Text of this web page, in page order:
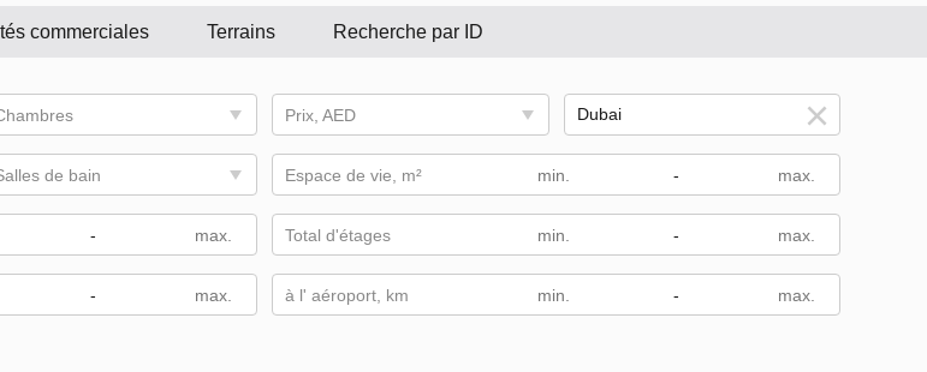
commerciales Terrains Recherche par ID
Prix, AED
de bain Espace de vie, m² -
- Total d'étages -
- à l' aéroport, km -